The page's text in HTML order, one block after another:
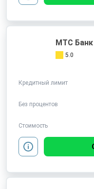
МТС Банк
5.0
Кредитный лимит
Без процентов
Стоимость